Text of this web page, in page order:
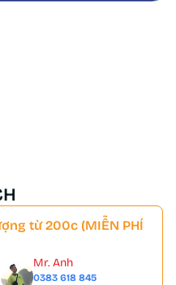
từ 200c (MIỄN PHÍ
Mr. Anh
0383 618 845